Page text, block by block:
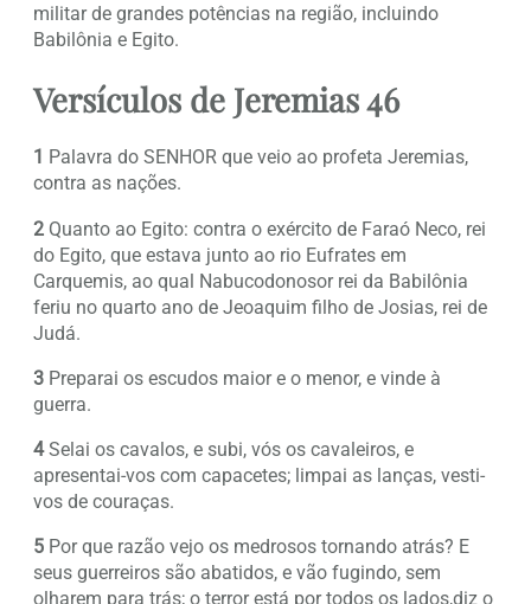
militar de grandes potências na região, incluindo
Babilônia e Egito.
Versículos de Jeremias 46
1 Palavra do SENHOR que veio ao profeta Jeremias,
contra as nações.
2 Quanto ao Egito: contra o exército de Faraó Neco, rei
do Egito, que estava junto ao rio Eufrates em
Carquemis, ao qual Nabucodonosor rei da Babilônia
feriu no quarto ano de Jeoaquim filho de Josias, rei de
Judá.
3 Preparai os escudos maior e o menor, e vinde à
guerra.
4Selai os cavalos, e subi, vós os cavaleiros, e
apresentai-vos com capacetes; limpai as lanças, vesti-
vos de couraças.
5 Por que razão vejo os medrosos tornando atrás? E
seus guerreiros são abatidos, e vão fugindo, sem
olharem para trás; o terror está por todos os lados,diz o